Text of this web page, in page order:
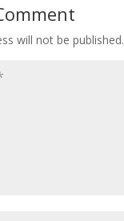
will not be published.